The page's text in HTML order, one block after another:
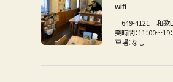
wifi
〒649-4121 和歌
業時間：11：00〜19
車場：なし